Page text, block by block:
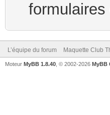
L’équipe du forum Maquette Club
Moteur MyBB 1.8.40 , © 2002-2026 MyBB